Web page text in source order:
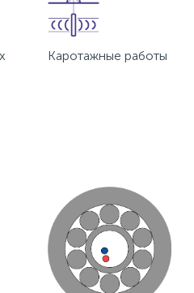
Каротажные работы